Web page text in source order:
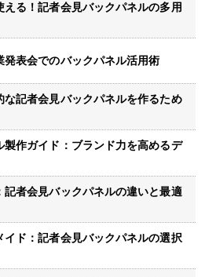
える！記者会見バックパネルの多用
発表会でのバックパネル活用術
な記者会見バックパネルを作るため
製作ガイド：ブランド力を高めるデ
記者会見バックパネルの違いと最適
イド：記者会見バックパネルの選択